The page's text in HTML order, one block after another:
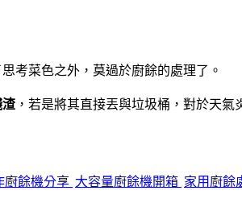
考菜色之外，莫過於廚餘的處理了。
渣 ，若是將其直接丟與垃圾桶，對於天
廚餘機分享 大容量廚餘機開箱 家用廚餘